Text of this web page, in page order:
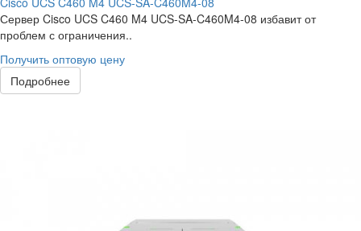
Сервер Cisco UCS C460 M4 UCS-SA-C460M4-08 избавит от
проблем с ограничения..
Получить оптовую цену
Подробнее